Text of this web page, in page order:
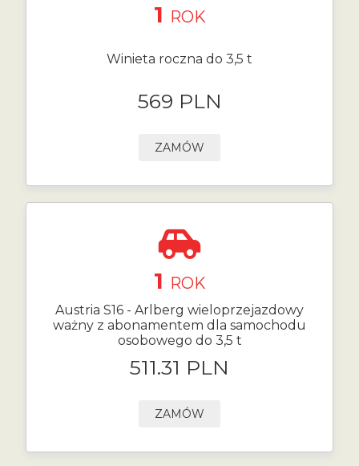
1 ROK
Winieta roczna do 3,5 t
569 PLN
ZAMÓW
1 ROK
Austria S16 - Arlberg wieloprzejazdowy
ważny z abonamentem dla samochodu
osobowego do 3,5 t
511.31 PLN
ZAMÓW